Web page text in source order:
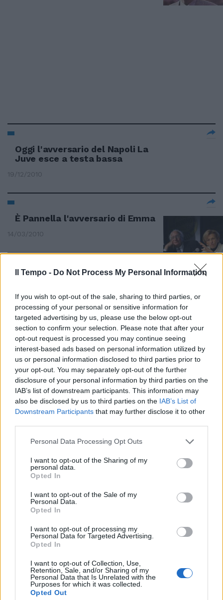
Il Tempo - Do Not Process My Personal Information
If you wish to opt-out of the sale, sharing to third parties, or
processing of your personal or sensitive information for
targeted advertising by us, please use the below opt-out
section to confirm your selection. Please note that after your
opt-out request is processed you may continue seeing
interest-based ads based on personal information utilized by
us or personal information disclosed to third parties prior to
your opt-out. You may separately opt-out of the further
disclosure of your personal information by third parties on the
IAB’s list of downstream participants. This information may
also be disclosed by us to third parties on the IAB’s List of
Downstream Participants that may further disclose it to other
Personal Data Processing Opt Outs
I want to opt-out of the Sharing of my
personal data.
Opted In
I want to opt-out of the Sale of my
Personal Data.
Opted In
I want to opt-out of processing my
Personal Data for Targeted Advertising.
Opted In
I want to opt-out of Collection, Use,
Retention, Sale, and/or Sharing of my
Personal Data that Is Unrelated with the
Purposes for which it was collected.
Opted Out
Oggi l'avversario del Napoli La
Juve esce a testa bassa
19/12/2010
È Pannella l'avversario di Emma
14/03/2010
Apertura all'Udc e maggiore
13/09/2009
Sesso molesto per fare fuori
l'avversario
24/05/2009
Entrambi gli schieramenti
convinti che il «loro» leader
PUGILATO Cambia in extremis
l'avversario di Cantatore NON
sarà più l'ucraino Alexandre ...
22/03/2004
Il pugile di Civitavecchia mette
in difficoltà l'avversario nelle
prime otto riprese Decisivo